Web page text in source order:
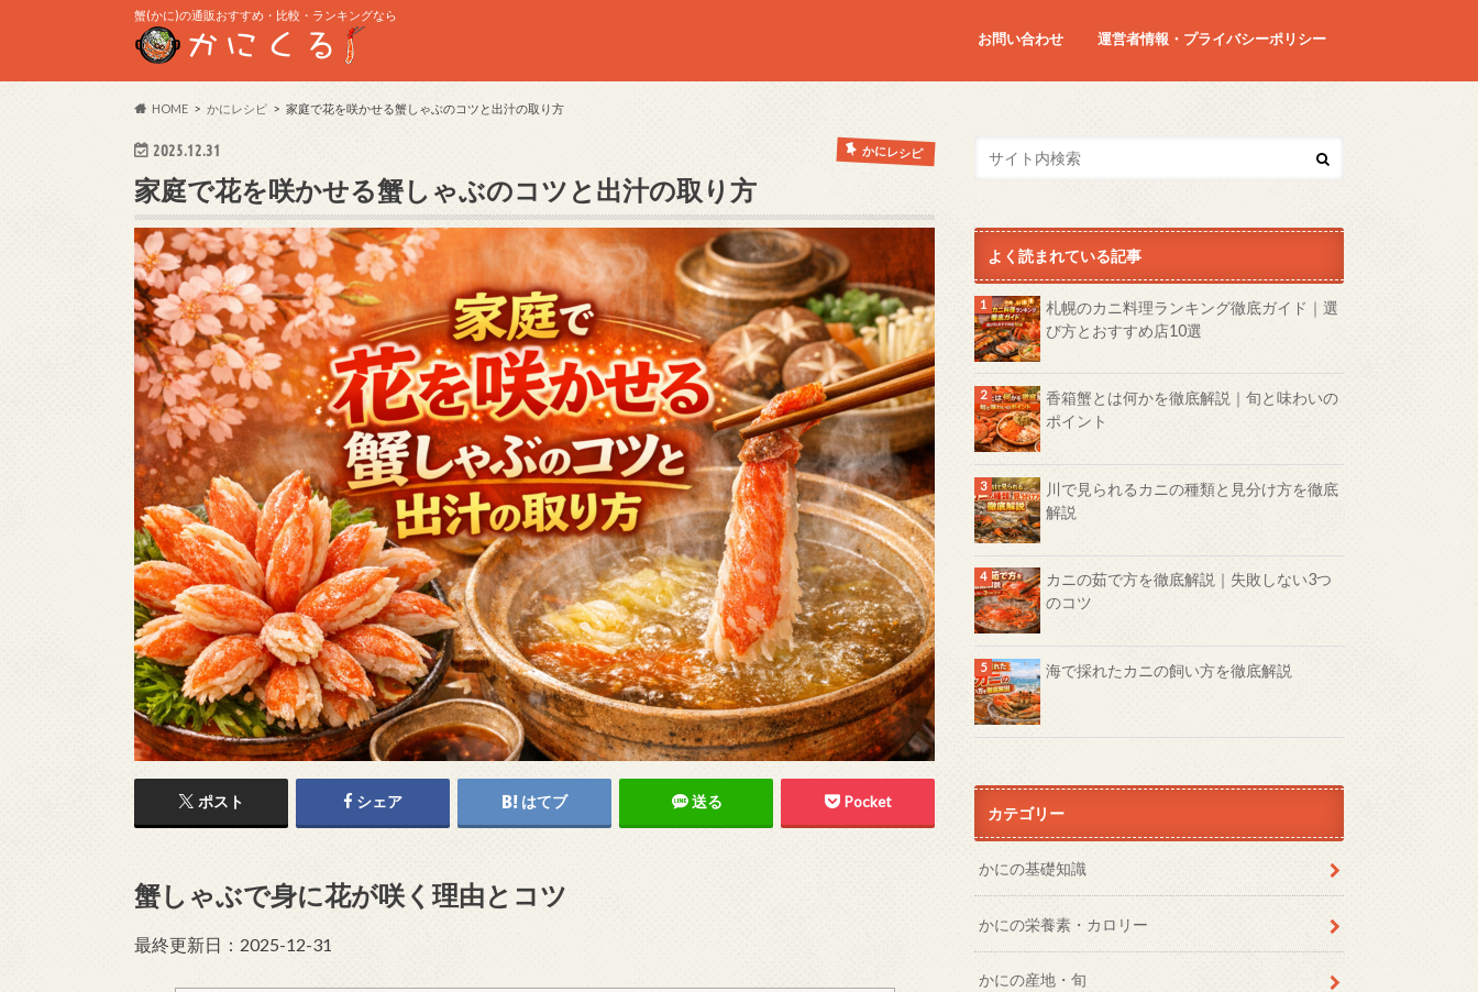
蟹(かに)の通販おすすめ・比較・ランキングなら
お問い合わせ 運営者情報・プライバシーポリシー
HOME かにレシピ 家庭で花を咲かせる蟹しゃぶのコツと出汁の取り方
2025.12.31 かにレシピ
家庭で花を咲かせる蟹しゃぶのコツと出汁の取り方
ポスト シェア はてブ 送る Pocket
蟹しゃぶで身に花が咲く理由とコツ
最終更新日：2025-12-31
よく読まれている記事
札幌のカニ料理ランキング徹底ガイド｜選
び方とおすすめ店10選
香箱蟹とは何かを徹底解説｜旬と味わいの
ポイント
川で見られるカニの種類と見分け方を徹底
解説
カニの茹で方を徹底解説｜失敗しない3つ
のコツ
海で採れたカニの飼い方を徹底解説
カテゴリー
かにの基礎知識
かにの栄養素・カロリー
かにの産地・旬